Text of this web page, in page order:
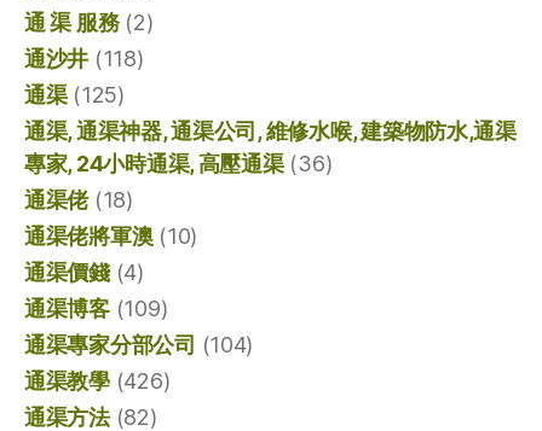
通 渠 服務(2)
通沙井 (118)
通渠(125)
通渠, 通渠神器, 通渠公司, 維修水喉, 建築物防水,通渠
專家, 24小時通渠, 高壓通渠(36)
通渠佬(18)
通渠佬將軍澳(10)
通渠價錢(4)
通渠博客(109)
通渠專家分部公司 (104)
通渠教學(426)
通渠方法(82)